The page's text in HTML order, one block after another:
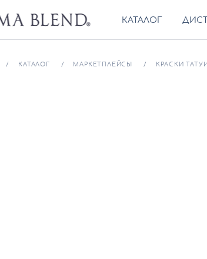
КАТАЛОГ
КАТАЛОГ МАРКЕТПЛЕЙСЫ КРАСКИ